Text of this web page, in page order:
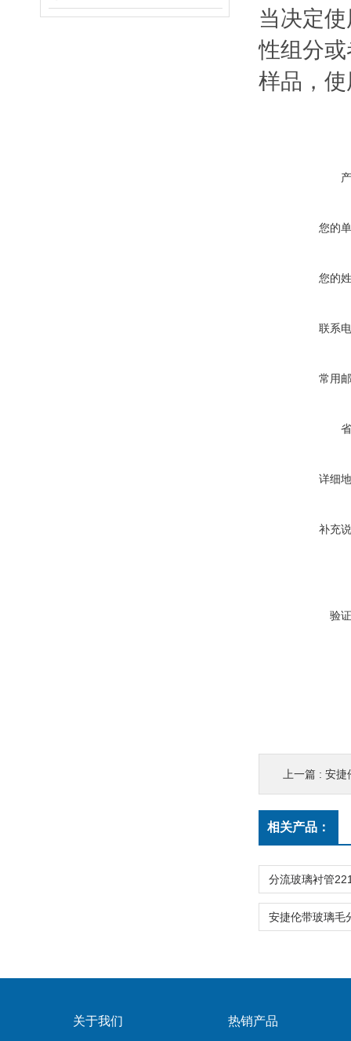
当决定
性组分
样品，
您的
您的
联系
常用
详细
补充
验
上一篇 : 安捷
相关产品：
关于我们 热销产品